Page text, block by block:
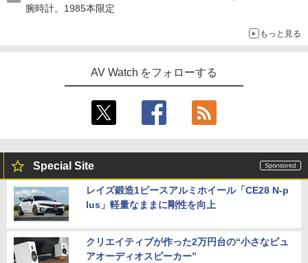
腕時計。1985本限定
もっと見る
AV Watch をフォローする
Special Site
レイズ鍛造1ピースアルミホイール「CE28 N-p
lus」軽量なままに剛性を向上
クリエイティブが作った2万円台の“小さなピュ
アオーディオスピーカー”